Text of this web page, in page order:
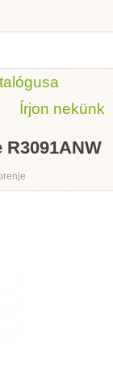
Írjon nekünk